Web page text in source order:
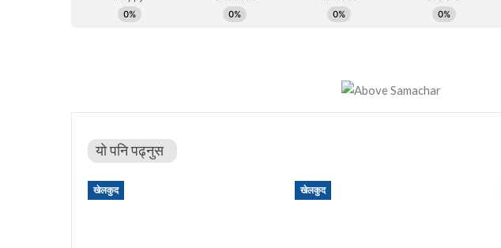
यो पनि पढ्नुस
खेलकुद खेलकुद